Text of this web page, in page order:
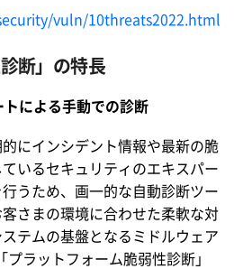
vuln/10threats2022.html
断」の特長
トによる手動での診断
にインシデント情報や最新の脆
いるセキュリティのエキスパー
うため、画一的な自動診断ツー
さまの環境に合わせた柔軟な対
テムの基盤となるミドルウェア
ラットフォーム脆弱性診断」